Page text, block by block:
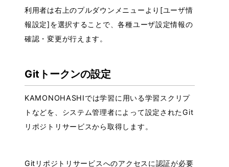
利用者は右上のプルダウンメニューより[ユーザ情
報設定]を選択することで、各種ユーザ設定情報の
確認・変更が行えます。
Gitトークンの設定
KAMONOHASHIでは学習に用いる学習スクリプ
トなどを、システム管理者によって設定されたGit
リポジトリサービスから取得します。
Gitリポジトリサービスへのアクセスに認証が必要